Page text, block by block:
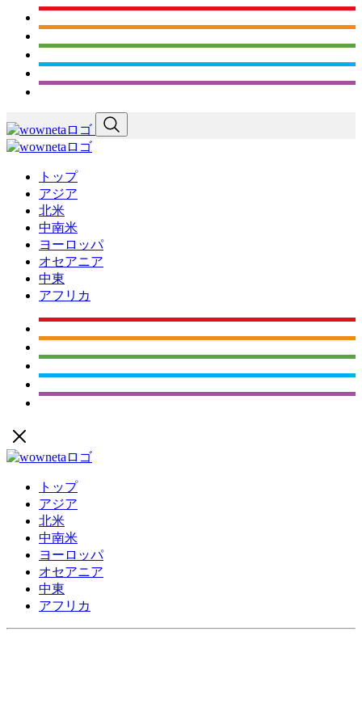
トップ
アジア
北米
中南米
ヨーロッパ
オセアニア
中東
アフリカ
トップ
アジア
北米
中南米
ヨーロッパ
オセアニア
中東
アフリカ